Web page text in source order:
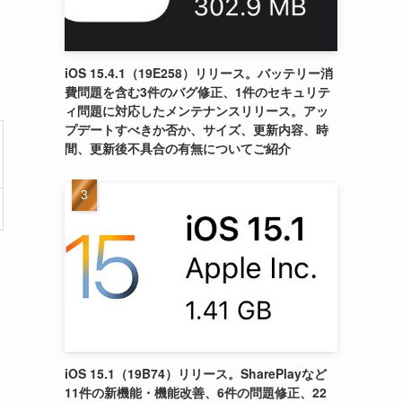
iOS 15.4.1（19E258）リリース。バッテリー消
費問題を含む3件のバグ修正、1件のセキュリテ
ィ問題に対応したメンテナンスリリース。アッ
プデートすべきか否か、サイズ、更新内容、時
間、更新後不具合の有無についてご紹介
iOS 15.1（19B74）リリース。SharePlayなど
11件の新機能・機能改善、6件の問題修正、22